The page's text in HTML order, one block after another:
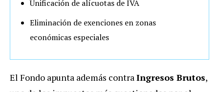
Unificación de alícuotas de IVA
Eliminación de exenciones en zonas
económicas especiales
El Fondo apunta además contraIngresos Brutos,